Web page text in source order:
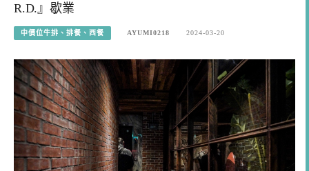
R.D.』歇業
中價位牛排、排餐、西餐 AYUMI0218 2024-03-20